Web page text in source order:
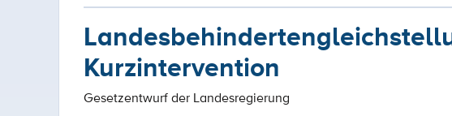
Kurzintervention
Gesetzentwurf der Landesregierung